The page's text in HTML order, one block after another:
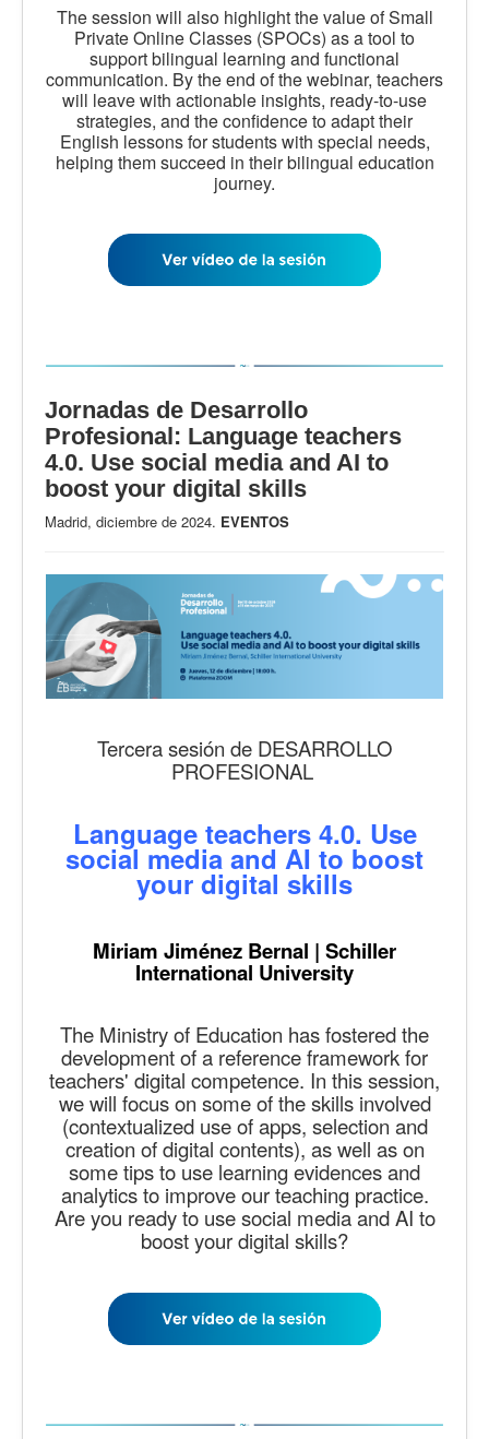
The session will also highlight the value of Small
Private Online Classes (SPOCs) as a tool to
support bilingual learning and functional
communication. By the end of the webinar, teachers
will leave with actionable insights, ready-to-use
strategies, and the confidence to adapt their
English lessons for students with special needs,
helping them succeed in their bilingual education
journey.
Jornadas de Desarrollo
Profesional: Language teachers
4.0. Use social media and AI to
boost your digital skills
Madrid, diciembre de 2024. EVENTOS
Tercera sesión de DESARROLLO
PROFESIONAL
Language teachers 4.0. Use
social media and AI to boost
your digital skills
Miriam Jiménez Bernal | Schiller
International University
The Ministry of Education has fostered the
development of a reference framework for
teachers' digital competence. In this session,
we will focus on some of the skills involved
(contextualized use of apps, selection and
creation of digital contents), as well as on
some tips to use learning evidences and
analytics to improve our teaching practice.
Are you ready to use social media and AI to
boost your digital skills?